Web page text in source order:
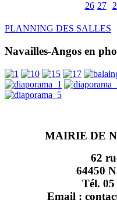
26 27
PLANNING DES SALLES
Navailles-Angos en
MAIRIE DE
62
64450
Tél. 05
Email :